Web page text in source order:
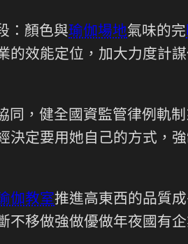
：顏色與瑜伽場地氣味的完
的效能定位，加大力度計
，健全國資監管律例軌
定要用她自己的方式，
伽教室推進高東西的品質
不移做強做優做年夜國有